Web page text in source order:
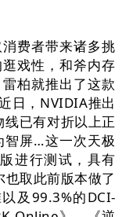
费者带来诸多挑
戏性，和斧内存
柏就推出了这款
日，NVIDIA推出
线已有对折以上正
智屏…这一次天极
进行测试，具有
取此前版本做了
及99.3%的DCI-